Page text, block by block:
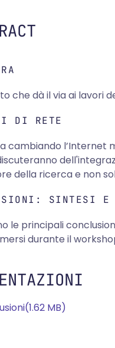
che dà il via ai lavori
DI RETE
cambiando l’Internet
della ricerca e non
SINTESI E
le principali
durante il
(1.62 MB)